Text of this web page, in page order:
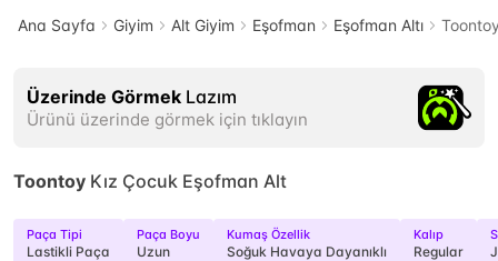
Ana Sayfa Giyim Alt Giyim Eşofman Eşofman Altı
Üzerinde Görmek Lazım
Ürünü üzerinde görmek için tıklayın
Toontoy Kız Çocuk Eşofman Alt
Paça Tipi
Lastikli Paça
Paça Boyu
Uzun
Kumaş Özellik
Soğuk Havaya Dayanıklı
Kalıp
Regular